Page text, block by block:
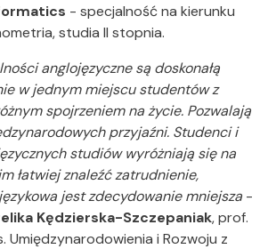
- specjalność na kierunku
studia II stopnia.
anglojęzyczne są doskonałą
w jednym miejscu studentów z
spojrzeniem na życie. Pozwalają
przyjaźni. Studenci i
studiów wyróżniają się na
łatwiej znaleźć zatrudnienie,
jest zdecydowanie mniejsza -
Kędzierska-Szczepaniak, prof.
Umiędzynarodowienia i Rozwoju z